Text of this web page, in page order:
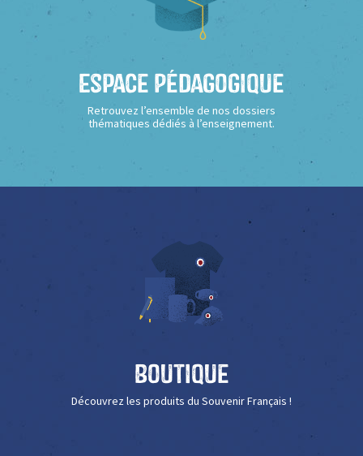
Espace Pédagogique
Retrouvez l’ensemble de nos dossiers
thématiques dédiés à l’enseignement.
Boutique
Découvrez les produits du Souvenir Français !